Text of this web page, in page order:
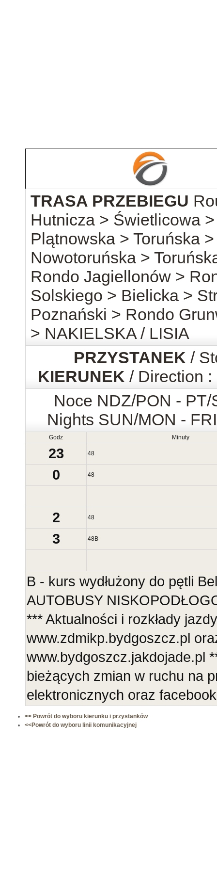
TRASA PRZEBIEGU
Hutnicza > Świetlicowa
Plątnowska > Toruńska
Nowotoruńska >
Rondo Jagiellonów >
Solskiego > Bielicka >
Poznański > Rondo
> NAKIELSKA / LISIA
PRZYSTANEK /
KIERUNEK / Direction :
Noce NDZ/PON - PT/
Nights SUN/MON -
Godz Minuty
23 48
0 48
2 48
3 48B
B - kurs wydłużony do pętli
AUTOBUSY
*** Aktualności i rozkłady
www.zdmikp.bydgoszcz.pl
www.bydgoszcz.jakdojade.pl
bieżących zmian w ruchu na
elektronicznych oraz
<< Powrót do wyboru kierunku i przystanków
<<Powrót do wyboru linii komunikacyjnej